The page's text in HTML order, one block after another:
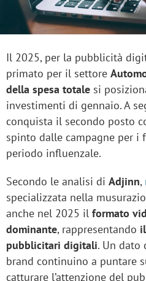
Il 2025, per la pubblicità
primato per il settore
della spesa totale si
investimenti di gennaio. A
conquista il secondo posto
spinto dalle campagne per i
periodo influenzale.
Secondo le analisi di Adjinn,
specializzata nella
anche nel 2025 il formato
dominante, rappresentando
pubblicitari digitali. Un dato
brand continuino a puntare
catturare l’attenzione del